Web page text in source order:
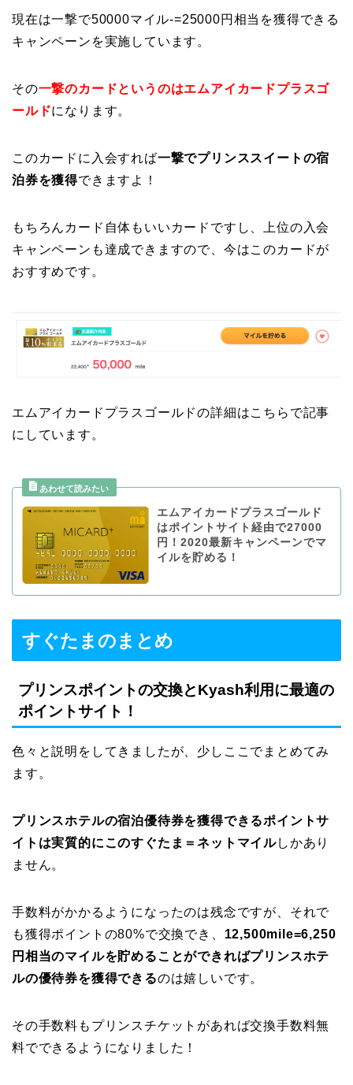
現在は一撃で50000マイル-=25000円相当を獲得できる
キャンペーンを実施しています。
その一撃のカードというのはエムアイカードプラスゴ
ールドになります。
このカードに入会すれば一撃でプリンススイートの宿
泊券を獲得できますよ！
もちろんカード自体もいいカードですし、上位の入会
キャンペーンも達成できますので、今はこのカードが
おすすめです。
エムアイカードプラスゴールドの詳細はこちらで記事
にしています。
エムアイカードプラスゴールド
はポイントサイト経由で27000
円！2020最新キャンペーンでマ
イルを貯める！
すぐたまのまとめ
プリンスポイントの交換とKyash利用に最適の
ポイントサイト！
色々と説明をしてきましたが、少しここでまとめてみ
ます。
プリンスホテルの宿泊優待券を獲得できるポイントサ
イトは実質的にこのすぐたま＝ネットマイルしかあり
ません。
手数料がかかるようになったのは残念ですが、それで
も獲得ポイントの80%で交換でき、 12,500mile=6,250
円相当のマイルを貯めることができればプリンスホテ
ルの優待券を獲得できるのは嬉しいです。
その手数料もプリンスチケットがあれば交換手数料無
料でできるようになりました！